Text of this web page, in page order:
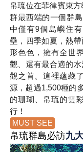
帛琉位在菲律賓東
群最西端的一個群
中僅有9個島嶼住
壘，四季如夏，熱
形色色，擁有全世
觀、還有最合適的
觀之首。這裡蘊藏
源，超過1,500種的
的珊瑚、帛琉的雲
行！
MUST SEE
帛琉群島必訪九